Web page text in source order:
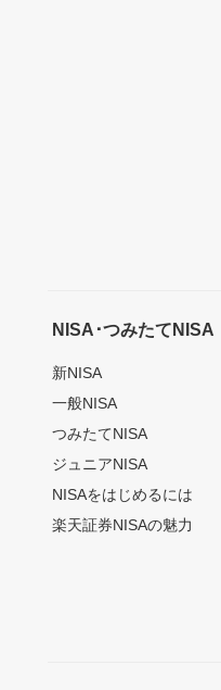
NISA･つみたてNISA
新NISA
一般NISA
つみたてNISA
ジュニアNISA
NISAをはじめるには
楽天証券NISAの魅力